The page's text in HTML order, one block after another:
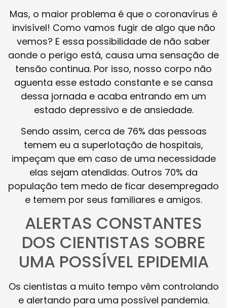
Mas, o maior problema é que o coronavírus é
invisível! Como vamos fugir de algo que não
vemos? E essa possibilidade de não saber
aonde o perigo está, causa uma sensação de
tensão continua. Por isso, nosso corpo não
aguenta esse estado constante e se cansa
dessa jornada e acaba entrando em um
estado depressivo e de ansiedade.
Sendo assim, cerca de 76% das pessoas
temem eu a superlotação de hospitais,
impeçam que em caso de uma necessidade
elas sejam atendidas. Outros 70% da
população tem medo de ficar desempregado
e temem por seus familiares e amigos.
ALERTAS CONSTANTES
DOS CIENTISTAS SOBRE
UMA POSSÍVEL EPIDEMIA
Os cientistas a muito tempo vêm controlando
e alertando para uma possível pandemia.